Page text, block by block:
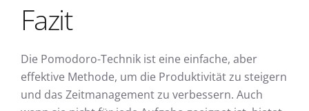
Fazit
Die Pomodoro-Technik ist eine einfache, aber
effektive Methode, um die Produktivität zu steigern
und das Zeitmanagement zu verbessern. Auch